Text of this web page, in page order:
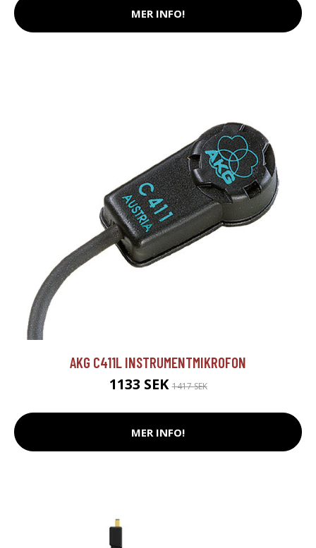
MER INFO!
AKG C411L INSTRUMENTMIKROFON
1133 SEK1417 SEK
MER INFO!